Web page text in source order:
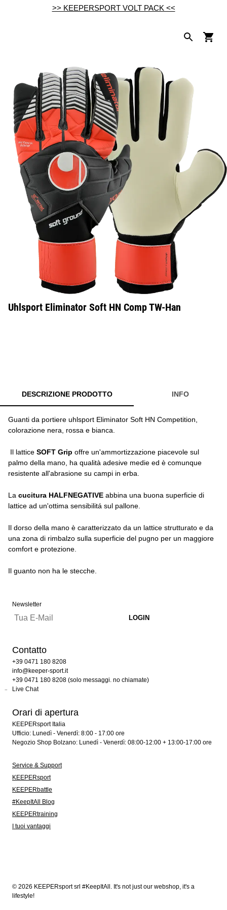
>> KEEPERSPORT VOLT PACK <<
Uhlsport Eliminator Soft HN Comp TW-Han
DESCRIZIONE PRODOTTO INFO
Guanti da portiere uhlsport Eliminator Soft HN Competition,
colorazione nera, rossa e bianca.
Il lattice SOFT Grip offre un'ammortizzazione piacevole sul
palmo della mano, ha qualità adesive medie ed è comunque
resistente all'abrasione su campi in erba.
La cucitura HALFNEGATIVE abbina una buona superficie di
lattice ad un'ottima sensibilitá sul pallone.
Il dorso della mano è caratterizzato da un lattice strutturato e da
una zona di rimbalzo sulla superficie del pugno per un maggiore
comfort e protezione.
Il guanto non ha le stecche.
Newsletter
Contatto
+39 0471 180 8208
info@keeper-sport.it
+39 0471 180 8208 (solo messaggi. no chiamate)
Live Chat
Orari di apertura
KEEPERsport Italia
Ufficio: Lunedì - Venerdì: 8:00 - 17:00 ore
Negozio Shop Bolzano: Lunedì - Venerdì: 08:00-12:00 + 13:00-17:00 ore
Service & Support
KEEPERsport
KEEPERbattle
#KeepItAll Blog
KEEPERtraining
I tuoi vantaggi
© 2026 KEEPERsport srl #KeepItAll. It's not just our webshop, it's a
lifestyle!